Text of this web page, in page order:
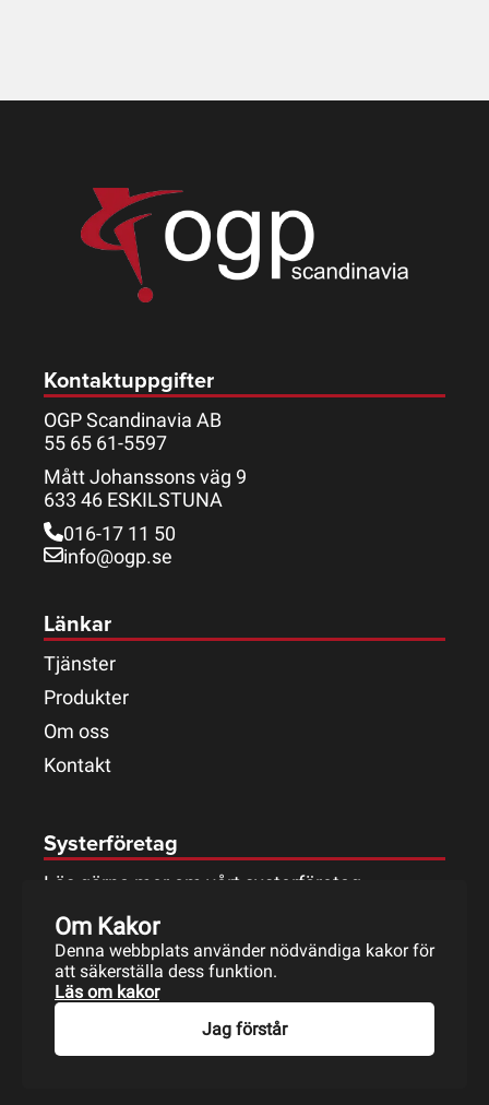
Kontaktuppgifter
OGP Scandinavia AB
55 65 61-5597
Mått Johanssons väg 9
633 46 ESKILSTUNA
016-17 11 50
info@ogp.se
Länkar
Tjänster
Produkter
Om oss
Kontakt
Systerföretag
Läs gärna mer om vårt systerföretag.
Om Kakor
Denna webbplats använder nödvändiga kakor för
att säkerställa dess funktion.
Läs om kakor
Jag förstår